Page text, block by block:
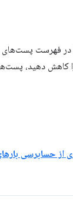
در فهرست پست‌های
دهید، پست‌های
از حسابرسی